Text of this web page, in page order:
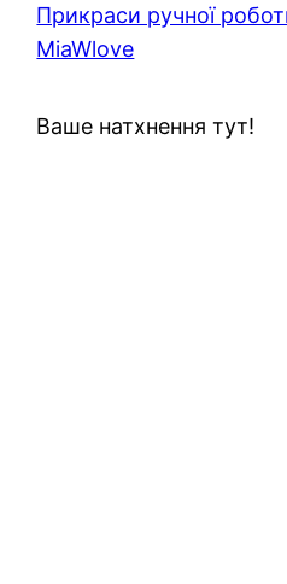
Прикраси ручної
MiaWlove
Ваше натхнення тут!